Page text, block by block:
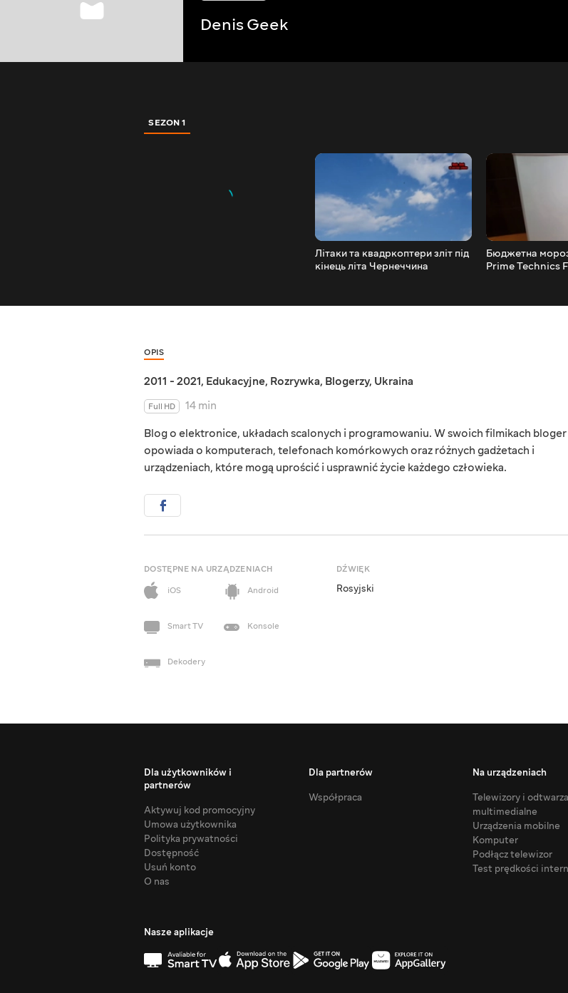
Denis Geek
SEZON 1
Літаки та квадркоптери зліт під
кінець літа Чернеччина
Бюджетна
Prime Technics
OPIS
2011 - 2021, Edukacyjne, Rozrywka, Blogerzy, Ukraina
Full HD
14 min
Blog o elektronice, układach scalonych i programowaniu. W swoich filmikach bloger
opowiada o komputerach, telefonach komórkowych oraz różnych gadżetach i
urządzeniach, które mogą uprościć i usprawnić życie każdego człowieka.
DOSTĘPNE NA URZĄDZENIACH
iOS
Android
Smart TV Konsole
Dekodery
DŹWIĘK
Rosyjski
Dla użytkowników i
partnerów
Aktywuj kod promocyjny
Umowa użytkownika
Polityka prywatności
Dostępność
Usuń konto
O nas
Dla partnerów
Współpraca
Na urządzeniach
Telewizory i
multimedialne
Urządzenia mobilne
Komputer
Podłącz telewizor
Test prędkości
Nasze aplikacje